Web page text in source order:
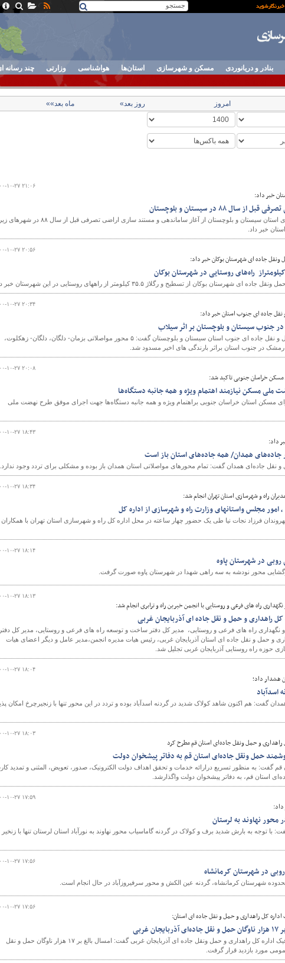
و
بنادر و دریانوردی مسکن و شهرسازی استان‌ها هواشناسی وزارتی چند رسانه
امروز روز بعد» ماه بعد»»
۱۴۰۰-۱۰-۲۷
خبر داد:
سال ۸۸ در سیستان و بلوچستان
مدیر کل راه و شهرسازی استان سیستان و بلوچستان از آغاز ساماندهی و مستند سازی اراضی تصرفی قبل از سال ۸۸ در شهرهای زیر
۱۴۰۰-۱۰-۲۷
ونقل جاده ای شهرستان بوکان خبر داد:
بوکان از تسطیح و رگلاژ ۳۵.۵ کیلومتر از راههای روستایی در این شهرستان خبر داد.
۱۴۰۰-۱۰-۲۷
جاده ای جنوب استان خبر داد:
مدیر کل راهداری و حمل و نقل جاده ای جنوب استان سیستان و بلوچستان گفت: ۵ محور مواصلاتی بزمان- دلگان، دلگان- زهکلوت،
رمشک در جنوب استان براثر بارندگی های اخیر مسدود شد.
۱۴۰۰-۱۰-۲۷
خراسان جنوبی تاکید شد:
ملی مسکن نیازمند اهتمام ویژه و همه جانبه دستگاه‌ها
مسکن استان خراسان جنوبی براهتمام ویژه و همه جانبه دستگاه‌ها جهت اجرای موفق طرح نهضت ملی
۱۴۰۰-۱۰-۲۷
داد:
همدان/ همه جاده‌های استان باز است
نقل جاده‌ای همدان گفت: تمام محورهای مواصلاتی استان همدان باز بوده و مشکلی برای تردد وجود ندارد.
۱۴۰۰-۱۰-۲۷
راه و شهرسازی استان تهران انجام شد:
امور مجلس واستانهای وزارت راه و شهرسازی از اداره کل
فرزاد نجات نیا طی یک حضور چهار ساعته در محل اداره کل راه و شهرسازی استان تهران با همکاران
۱۴۰۰-۱۰-۲۷
در شهرستان پاوه
محور نودشه به سه راهی شهدا در شهرستان پاوه صورت گرفت.
۱۴۰۰-۱۰-۲۷
راه های فرعی و روستایی با انجمن خیرین راه و ترابری انجام شد:
کل راهداری و حمل و نقل جاده ای آذربایجان غربی
راه های فرعی و روستایی، مدیر کل دفتر ساخت و توسعه راه های فرعی و روستایی، مدیر کل دفتر
و حمل و نقل جاده ای استان آذربایجان غربی، رئیس هیات مدیره انجمن،مدیر عامل و دیگر اعضای هیات
حوزه راه روستایی آذربایجان غربی تجلیل شد.
۱۴۰۰-۱۰-۲۷
هشدار داد؛
اسدآباد
گفت: هم اکنون شاهد کولاک شدید در گردنه اسدآباد بوده و تردد در این محور تنها با زنجیرچرخ امکان
۱۴۰۰-۱۰-۲۷
و حمل ونقل جاده‌ای استان قم مطرح کرد
حمل ونقل جاده‌ای استان قم به دفاتر پیشخوان دولت
گفت: به منظور تسریع درارائه خدمات و تحقق اهداف دولت الکترونیک، صدور، تعویض، المثنی و تمدید
استان قم، به دفاتر پیشخوان دولت و‌اگذارشد.
۱۴۰۰-۱۰-۲۷
نهاوند به لرستان
با توجه به بارش شدید برف و کولاک در گردنه گاماسیاب محور نهاوند به نورآباد استان لرستان تنها با زنخیر
۱۴۰۰-۱۰-۲۷
در شهرستان کرمانشاه
شهرستان کرمانشاه، گردنه عین الکش و محور سرفیروزآباد در حال انجام است.
۱۴۰۰-۱۰-۲۷
اداره کل راهداری و حمل و نقل جاده ای استان:
رئیس اداره ایمنی و ترافیک اداره کل راهداری و حمل ونقل جاده ای آذربایجان غربی گفت: امسال بالغ بر ۱۷ هزار ناوگان حمل و نقل
مورد بازدید قرار گرفت.